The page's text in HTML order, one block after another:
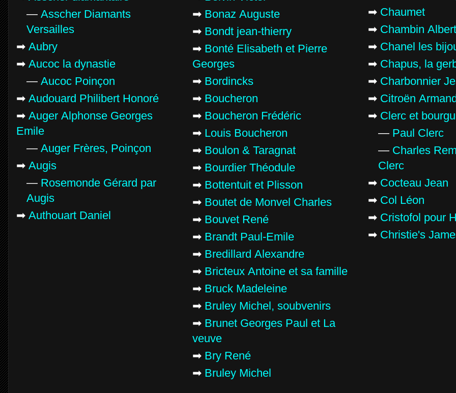
— Asscher Diamants
Versailles
➡ Aubry
➡ Aucoc la dynastie
— Aucoc Poinçon
➡ Audouard Philibert Honoré
➡ Auger Alphonse Georges
Emile
— Auger Frères, Poinçon
➡ Augis
— Rosemonde Gérard par
Augis
➡ Authouart Daniel
➡ Bonaz Auguste
➡ Bondt jean-thierry
➡ Bonté Elisabeth et Pierre
Georges
➡ Bordincks
➡ Boucheron
➡ Boucheron Frédéric
➡ Louis Boucheron
➡ Boulon & Taragnat
➡ Bourdier Théodule
➡ Bottentuit et Plisson
➡ Boutet de Monvel Charles
➡ Bouvet René
➡ Brandt Paul-Emile
➡ Bredillard Alexandre
➡ Bricteux Antoine et sa famille
➡ Bruck Madeleine
➡ Bruley Michel, soubvenirs
➡ Brunet Georges Paul et La
veuve
➡ Bry René
➡ Bruley Michel
➡ Chaumet
➡ Chambin Albert
➡ Chanel les
➡ Chapus, la
➡ Charbonnier
➡ Citroën
➡ Clerc et
— Paul Clerc
— Charles
Clerc
➡ Cocteau Jean
➡ Col Léon
➡ Cristofol pour
➡ Christie's